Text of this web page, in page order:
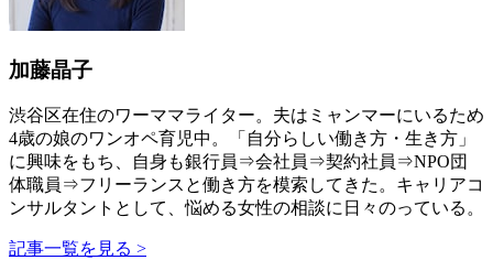
加藤晶子
渋谷区在住のワーママライター。夫はミャンマーにいるため
4歳の娘のワンオペ育児中。「自分らしい働き方・生き方」
に興味をもち、自身も銀行員⇒会社員⇒契約社員⇒NPO団
体職員⇒フリーランスと働き方を模索してきた。キャリアコ
ンサルタントとして、悩める女性の相談に日々のっている。
記事一覧を見る >